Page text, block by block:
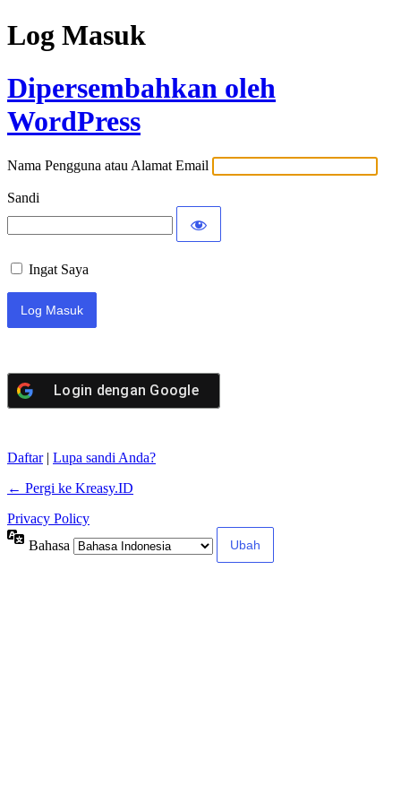
Log Masuk
Dipersembahkan oleh
WordPress
Nama Pengguna atau Alamat Email
Sandi
Ingat Saya
Login dengan Google
Daftar| Lupa sandi Anda?
← Pergi ke Kreasy.ID
Privacy Policy
Bahasa